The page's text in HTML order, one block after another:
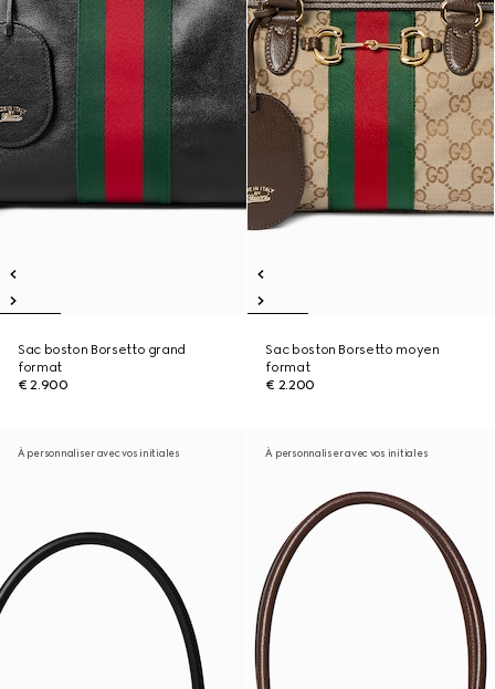
Sac boston Borsetto grand
format
€ 2.900
Sac boston Borsetto moyen
format
€ 2.200
À personnaliser avec vos initiales À personnaliser avec vos initiales